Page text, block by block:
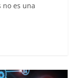
no es una